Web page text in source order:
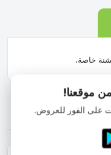
خاصة،
موقعنا!
على الفور للعروض.